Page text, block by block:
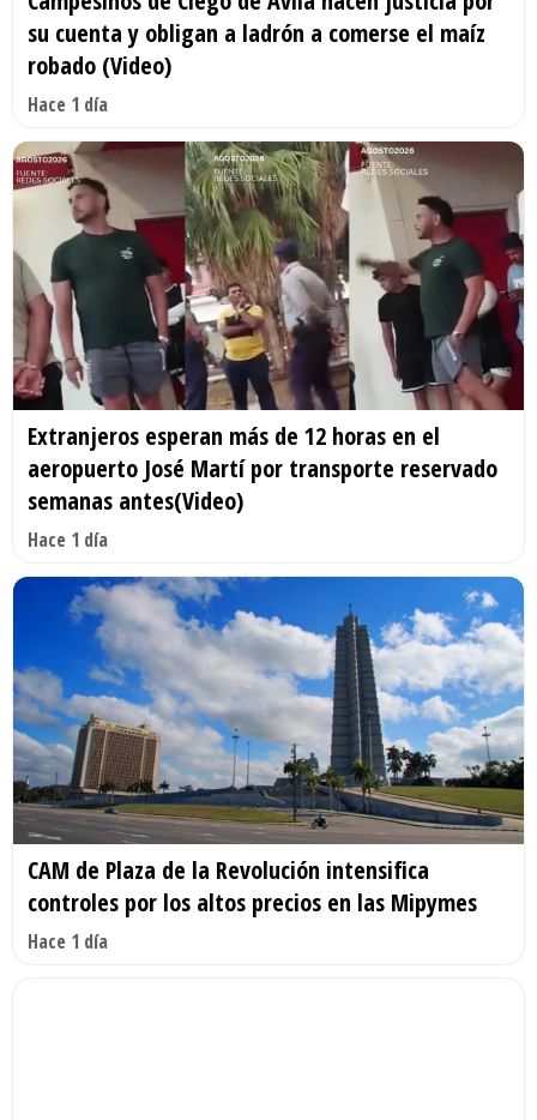
su cuenta y obligan a ladrón a comerse el maíz
robado (Video)
Hace 1 día
Extranjeros esperan más de 12 horas en el
aeropuerto José Martí por transporte reservado
semanas antes(Video)
Hace 1 día
CAM de Plaza de la Revolución intensifica
controles por los altos precios en las Mipymes
Hace 1 día